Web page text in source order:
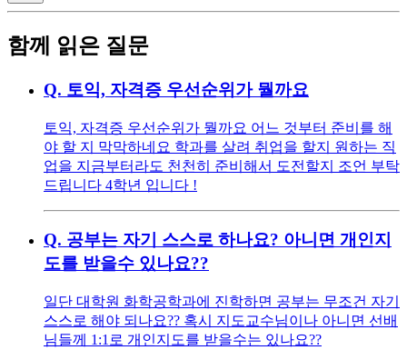
함께 읽은 질문
Q. 토익, 자격증 우선순위가 뭘까요
토익, 자격증 우선순위가 뭘까요 어느 것부터 준비를 해
야 할 지 막막하네요 학과를 살려 취업을 할지 원하는 직
업을 지금부터라도 천천히 준비해서 도전할지 조언 부탁
드립니다 4학년 입니다 !
Q. 공부는 자기 스스로 하나요? 아니면 개인지
도를 받을수 있나요??
일단 대학원 화학공학과에 진학하면 공부는 무조건 자기
스스로 해야 되나요?? 혹시 지도교수님이나 아니면 선배
님들께 1:1로 개인지도를 받을수는 있나요??